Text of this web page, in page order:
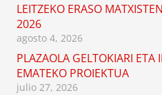
LEITZEKO ERASO
2026
agosto 4, 2026
PLAZAOLA GELTOKIARI ETA
EMATEKO PROIEKTUA
julio 27, 2026